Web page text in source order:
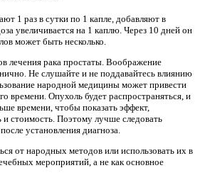
1 раз в сутки по 1 капле, добавляют в
увеличивается на 1 каплю. Через 10 дней он
может быть несколько.
лечения рака простаты. Воображение
Не слушайте и не поддавайтесь влиянию
народной медицины может привести
времени. Опухоль будет распространяться, и
времени, чтобы показать эффект,
и стоимость. Поэтому лучше следовать
установления диагноза.
от народных методов или использовать их в
мероприятий, а не как основное